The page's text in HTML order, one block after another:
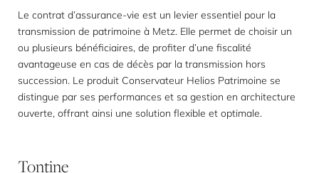
Le contrat d’assurance-vie est un levier essentiel pour la
transmission de patrimoine à Metz. Elle permet de choisir un
ou plusieurs bénéficiaires, de profiter d’une fiscalité
avantageuse en cas de décès par la transmission hors
succession. Le produit Conservateur Helios Patrimoine se
distingue par ses performances et sa gestion en architecture
ouverte, offrant ainsi une solution flexible et optimale.
Tontine